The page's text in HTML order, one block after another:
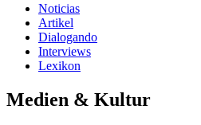
Noticias
Artikel
Dialogando
Interviews
Lexikon
Medien & Kultur